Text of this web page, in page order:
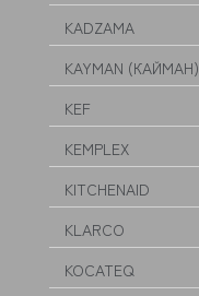
KADZAMA
KAYMAN (КАЙМАН)
KEF
KEMPLEX
KITCHENAID
KLARCO
KOCATEQ